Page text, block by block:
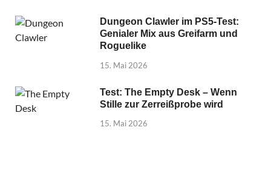
Dungeon Clawler im PS5-Test:
Genialer Mix aus Greifarm und
Roguelike
15. Mai 2026
Test: The Empty Desk – Wenn
Stille zur Zerreißprobe wird
15. Mai 2026